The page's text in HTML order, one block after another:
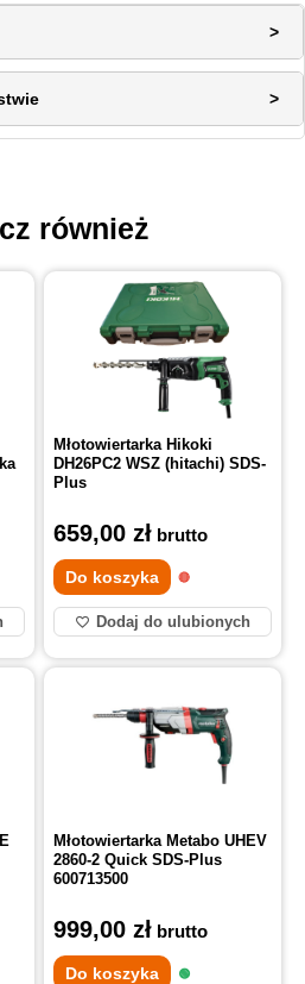
również
Młotowiertarka Hikoki
DH26PC2 WSZ (hitachi) SDS-
Plus
659,00zł brutto
Do koszyka
Dodaj do ulubionych
Młotowiertarka Metabo UHEV
2860-2 Quick SDS-Plus
600713500
999,00zł brutto
Do koszyka